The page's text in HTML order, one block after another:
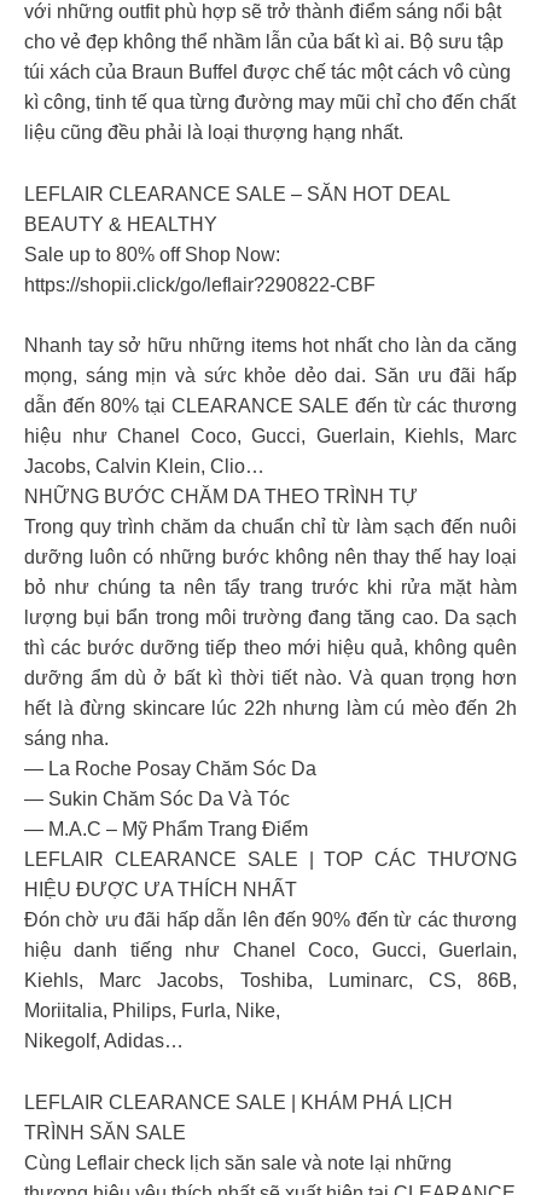
với những outfit phù hợp sẽ trở thành điểm sáng nổi bật
cho vẻ đẹp không thể nhầm lẫn của bất kì ai. Bộ sưu tập
túi xách của Braun Buffel được chế tác một cách vô cùng
kì công, tinh tế qua từng đường may mũi chỉ cho đến chất
liệu cũng đều phải là loại thượng hạng nhất.
LEFLAIR CLEARANCE SALE – SĂN HOT DEAL
BEAUTY & HEALTHY
Sale up to 80% off Shop Now:
https://shopii.click/go/leflair?290822-CBF
Nhanh tay sở hữu những items hot nhất cho làn da căng
mọng, sáng mịn và sức khỏe dẻo dai. Săn ưu đãi hấp
dẫn đến 80% tại CLEARANCE SALE đến từ các thương
hiệu như Chanel Coco, Gucci, Guerlain, Kiehls, Marc
Jacobs, Calvin Klein, Clio…
NHỮNG BƯỚC CHĂM DA THEO TRÌNH TỰ
Trong quy trình chăm da chuẩn chỉ từ làm sạch đến nuôi
dưỡng luôn có những bước không nên thay thế hay loại
bỏ như chúng ta nên tẩy trang trước khi rửa mặt hàm
lượng bụi bẩn trong môi trường đang tăng cao. Da sạch
thì các bước dưỡng tiếp theo mới hiệu quả, không quên
dưỡng ẩm dù ở bất kì thời tiết nào. Và quan trọng hơn
hết là đừng skincare lúc 22h nhưng làm cú mèo đến 2h
sáng nha.
― La Roche Posay Chăm Sóc Da
― Sukin Chăm Sóc Da Và Tóc
― M.A.C – Mỹ Phẩm Trang Điểm
LEFLAIR CLEARANCE SALE | TOP CÁC THƯƠNG
HIỆU ĐƯỢC ƯA THÍCH NHẤT
Đón chờ ưu đãi hấp dẫn lên đến 90% đến từ các thương
hiệu danh tiếng như Chanel Coco, Gucci, Guerlain,
Kiehls, Marc Jacobs, Toshiba, Luminarc, CS, 86B,
Moriitalia, Philips, Furla, Nike,
Nikegolf, Adidas…
LEFLAIR CLEARANCE SALE | KHÁM PHÁ LỊCH
TRÌNH SĂN SALE
Cùng Leflair check lịch săn sale và note lại những